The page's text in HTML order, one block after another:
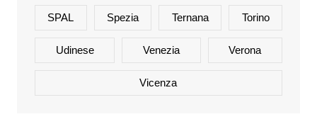
SPAL Spezia Ternana Torino
Udinese Venezia Verona
Vicenza